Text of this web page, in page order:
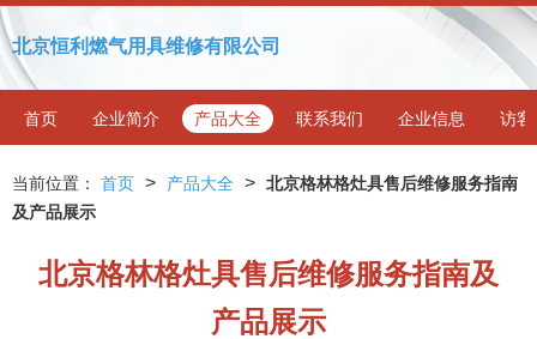
北京恒利燃气用具维修有限公司
首页 企业简介 产品大全 联系我们 企业信息 访客
当前位置： 首页 > 产品大全 > 北京格林格灶具售后维修服务指南
及产品展示
北京格林格灶具售后维修服务指南及
产品展示